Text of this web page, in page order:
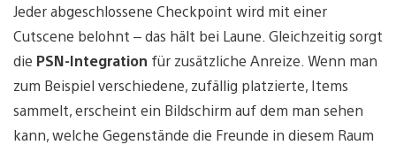
Jeder abgeschlossene Checkpoint wird mit einer
Cutscene belohnt – das hält bei Laune. Gleichzeitig sorgt
die PSN-Integration für zusätzliche Anreize. Wenn man
zum Beispiel verschiedene, zufällig platzierte, Items
sammelt, erscheint ein Bildschirm auf dem man sehen
kann, welche Gegenstände die Freunde in diesem Raum